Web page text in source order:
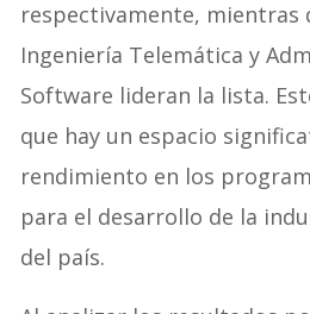
respectivamente, mientras
Ingeniería Telemática y
Software lideran la lista.
que hay un espacio
rendimiento en los
para el desarrollo de la
del país.